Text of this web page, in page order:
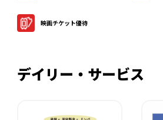
映画チケット優待
デイリー・サービス